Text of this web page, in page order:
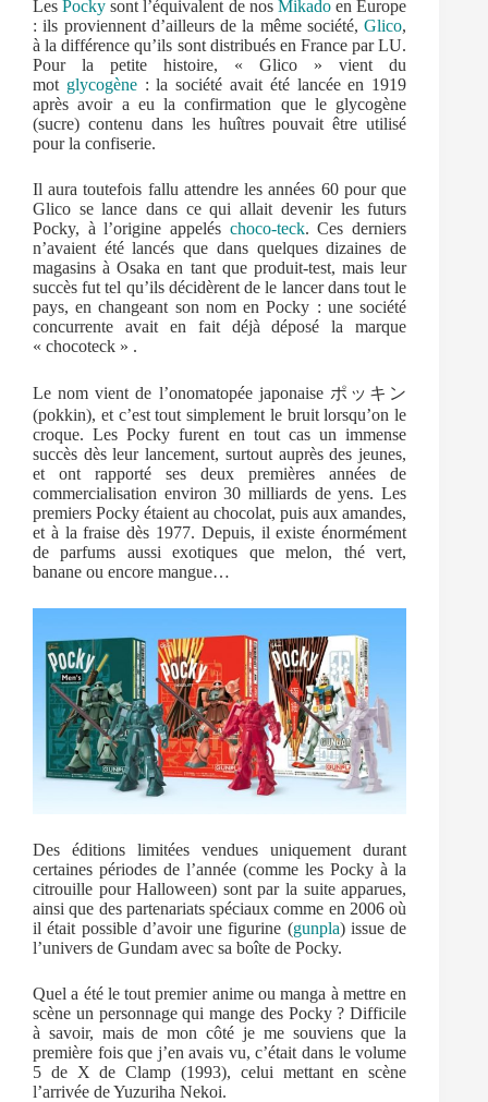
LesPocky sont l’équivalent de nos Mikadoen Europe
: ils proviennent d’ailleurs de la même société,Glico,
à la différence qu’ils sont distribués en France par LU.
Pour la petite histoire, « Glico » vient du
mot glycogène: la société avait été lancée en 1919
après avoir a eu la confirmation que le glycogène
(sucre) contenu dans les huîtres pouvait être utilisé
pour la confiserie.
Il aura toutefois fallu attendre les années 60 pour que
Glico se lance dans ce qui allait devenir les futurs
Pocky, à l’origine appelés choco-teck. Ces derniers
n’avaient été lancés que dans quelques dizaines de
magasins à Osaka en tant que produit-test, mais leur
succès fut tel qu’ils décidèrent de le lancer dans tout le
pays, en changeant son nom en Pocky : une société
concurrente avait en fait déjà déposé la marque
« chocoteck » .
Le nom vient de l’onomatopée japonaise ポッキン
(pokkin), et c’est tout simplement le bruit lorsqu’on le
croque. Les Pocky furent en tout cas un immense
succès dès leur lancement, surtout auprès des jeunes,
et ont rapporté ses deux premières années de
commercialisation environ 30 milliards de yens. Les
premiers Pocky étaient au chocolat, puis aux amandes,
et à la fraise dès 1977. Depuis, il existe énormément
de parfums aussi exotiques que melon, thé vert,
banane ou encore mangue…
Des éditions limitées vendues uniquement durant
certaines périodes de l’année (comme les Pocky à la
citrouille pour Halloween) sont par la suite apparues,
ainsi que des partenariats spéciaux comme en 2006 où
il était possible d’avoir une figurine (gunpla) issue de
l’univers de Gundam avec sa boîte de Pocky.
Quel a été le tout premier anime ou manga à mettre en
scène un personnage qui mange des Pocky ? Difficile
à savoir, mais de mon côté je me souviens que la
première fois que j’en avais vu, c’était dans le volume
5 de X de Clamp (1993), celui mettant en scène
l’arrivée de Yuzuriha Nekoi.